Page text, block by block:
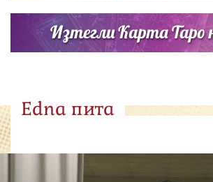
Изтегли Карта Таро
Edna пита